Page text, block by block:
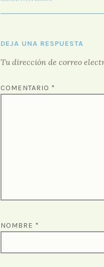
DEJA UNA RESPUESTA
Tu dirección de correo
COMENTARIO *
NOMBRE *